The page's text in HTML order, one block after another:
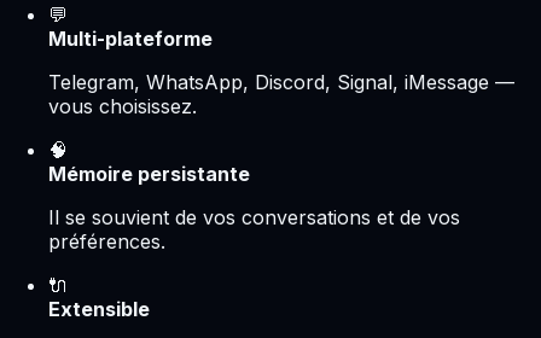
💬
Multi-plateforme
Telegram, WhatsApp, Discord, Signal, iMessage —
vous choisissez.
🧠
Mémoire persistante
Il se souvient de vos conversations et de vos
préférences.
🔌
Extensible